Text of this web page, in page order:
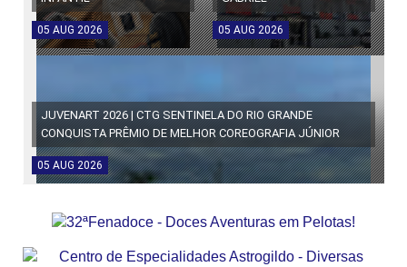
05 AUG 2026 05 AUG 2026
JUVENART 2026 | CTG SENTINELA DO RIO GRANDE
CONQUISTA PRÊMIO DE MELHOR COREOGRAFIA JÚNIOR
05 AUG 2026